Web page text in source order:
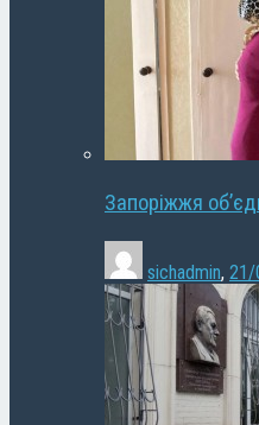
Запоріжжя
sichadmin, 21/